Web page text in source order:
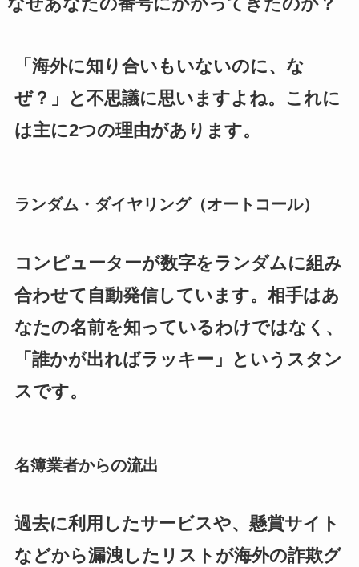
なぜあなたの番号にかかってきたのか？
「海外に知り合いもいないのに、な
ぜ？」と不思議に思いますよね。これに
は主に2つの理由があります。
ランダム・ダイヤリング（オートコール）
コンピューターが数字をランダムに組み
合わせて自動発信しています。相手はあ
なたの名前を知っているわけではなく、
「誰かが出ればラッキー」というスタン
スです。
名簿業者からの流出
過去に利用したサービスや、懸賞サイト
などから漏洩したリストが海外の詐欺グ